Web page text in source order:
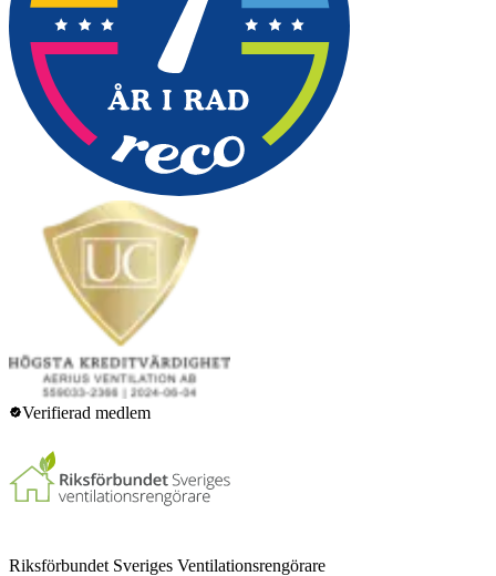
Verifierad medlem
Riksförbundet Sveriges Ventilationsrengörare